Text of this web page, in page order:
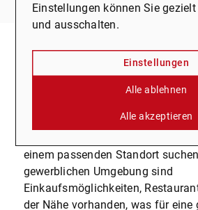
Die Immobilie befindet sich in
Erkenschwick. Die Lage bietet eine
einem passenden Standort
gewerblichen Umgebung sind
Einkaufsmöglichkeiten,
der Nähe vorhanden, was für eine
Einstellungen können Sie
und ausschalten.
Einstellungen
Alle ablehnen
Alle akzeptieren